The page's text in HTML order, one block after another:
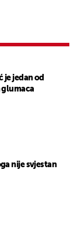
je jedan od
nije svjestan